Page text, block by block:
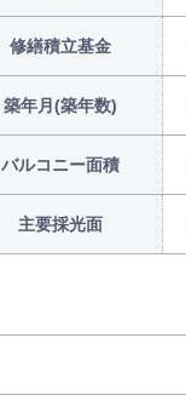
修繕積立基金
築年月(築年数)
バルコニー面積
主要採光面